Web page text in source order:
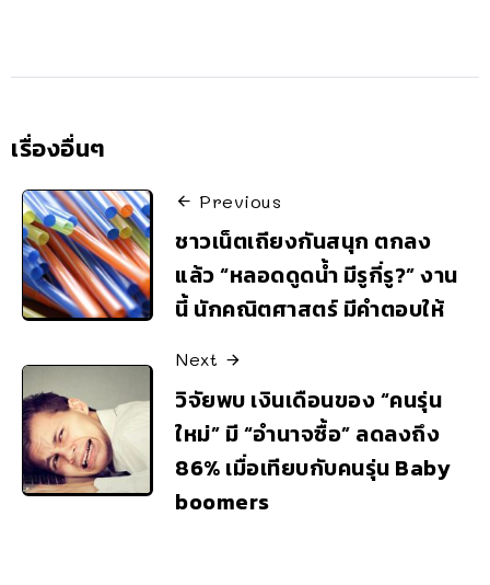
เรื่องอื่นๆ
Previous
ชาวเน็ตเถียงกันสนุก ตกลง
แล้ว “หลอดดูดน้ำ มีรูกี่รู?” งาน
นี้ นักคณิตศาสตร์ มีคำตอบให้
Next
วิจัยพบ เงินเดือนของ “คนรุ่น
ใหม่” มี “อำนาจซื้อ” ลดลงถึง
86% เมื่อเทียบกับคนรุ่น Baby
boomers